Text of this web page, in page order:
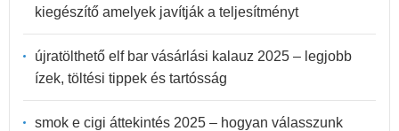
kiegészítő amelyek javítják a teljesítményt
újratölthető elf bar vásárlási kalauz 2025 – legjobb
ízek, töltési tippek és tartósság
smok e cigi áttekintés 2025 – hogyan válasszunk